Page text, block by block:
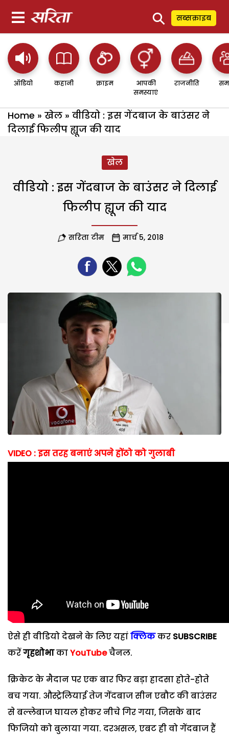
⚲ सब्सक्राइब
ऑडियो कहानी क्राइम
आपकी
समस्याएं
राजनीति
Home » खेल » वीडियो : इस गेंदबाज के बाउंसर ने
दिलाई फिलीप ह्यूज की याद
खेल
वीडियो : इस गेंदबाज के बाउंसर ने दिलाई
फिलीप ह्यूज की याद
सरिता टीम मार्च 5, 2018
VIDEO : इस तरह बनाएं अपने होंठो को गुलाबी
ऐसे ही वीडियो देखने के लिए यहांक्लिककर SUBSCRIBE
करेंगृहशोभाकाYouTubeचैनल.
क्रिकेट के मैदान पर एक बार फिर बड़ा हादसा होते-होते
बच गया. औस्ट्रेलियाई तेज गेंदबाज सीन एबौट की बाउंसर
से बल्लेबाज घायल होकर नीचे गिर गया, जिसके बाद
फिजियो को बुलाया गया. दरअसल, एबट ही वो गेंदबाज हैं